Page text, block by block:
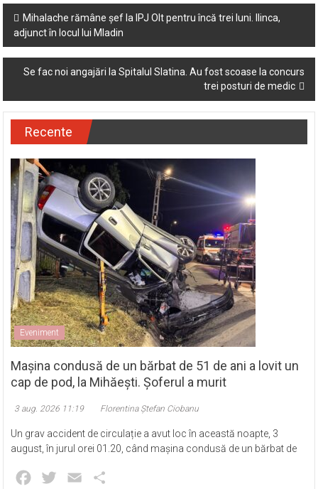
Post
navigation
Mihalache rămâne șef la IPJ Olt pentru încă trei luni. Ilinca,
adjunct în locul lui Mladin
Se fac noi angajări la Spitalul Slatina. Au fost scoase la concurs
trei posturi de medic
Recente
Eveniment
Mașina condusă de un bărbat de 51 de ani a lovit un
cap de pod, la Mihăești. Șoferul a murit
3 aug. 2026 11:19 Florentina Ștefan Ciobanu
Un grav accident de circulație a avut loc în această noapte, 3
august, în jurul orei 01.20, când mașina condusă de un bărbat de
Facebook
Twitter Email